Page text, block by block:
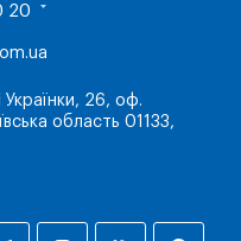
20
Українки, 26, оф.
область 01133,